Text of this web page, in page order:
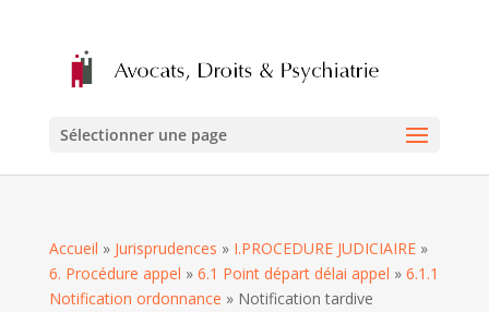
Sélectionner une page
Accueil » Jurisprudences » I.PROCEDURE JUDICIAIRE»
6. Procédure appel » 6.1 Point départ délai appel » 6.1.1
Notification ordonnance » Notification tardive